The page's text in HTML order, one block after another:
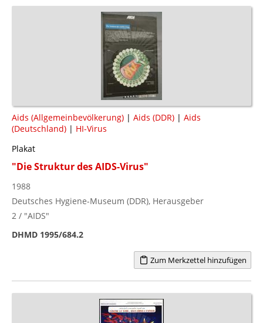
Aids (Allgemeinbevölkerung) | Aids (DDR) | Aids
(Deutschland) | HI-Virus
Plakat
"Die Struktur des AIDS-Virus"
1988
Deutsches Hygiene-Museum (DDR), Herausgeber
2 / "AIDS"
DHMD 1995/684.2
Zum Merkzettel hinzufügen